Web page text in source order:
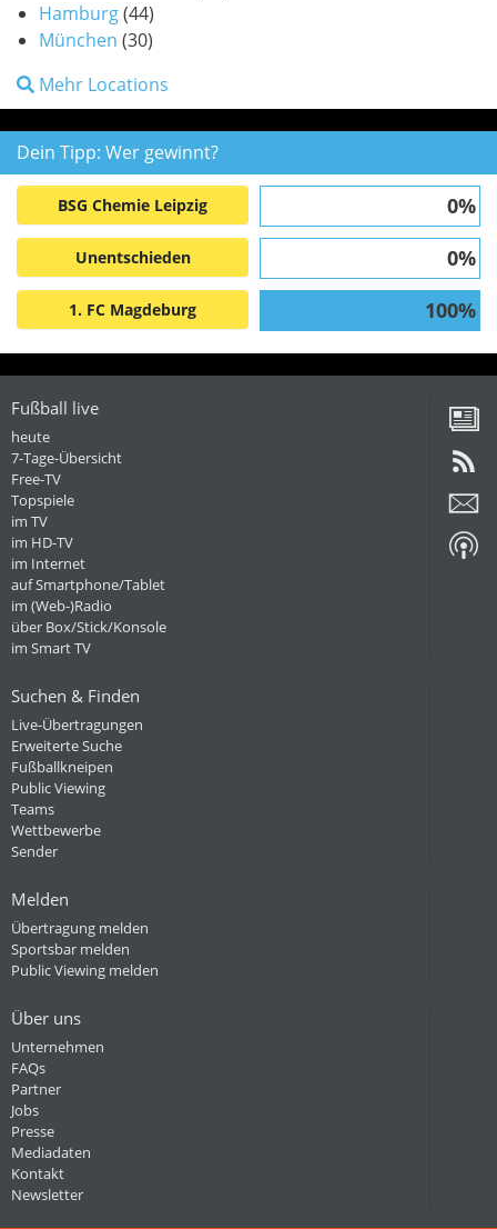
Hamburg(44)
München (30)
Mehr Locations
Dein Tipp: Wer gewinnt?
BSG Chemie Leipzig 0%
Unentschieden 0%
1. FC Magdeburg 100%
Fußball live
heute
7-Tage-Übersicht
Free-TV
Topspiele
im TV
im HD-TV
im Internet
auf Smartphone/Tablet
im (Web-)Radio
über Box/Stick/Konsole
im Smart TV
Suchen & Finden
Live-Übertragungen
Erweiterte Suche
Fußballkneipen
Public Viewing
Teams
Wettbewerbe
Sender
Melden
Übertragung melden
Sportsbar melden
Public Viewing melden
Über uns
Unternehmen
FAQs
Partner
Jobs
Presse
Mediadaten
Kontakt
Newsletter